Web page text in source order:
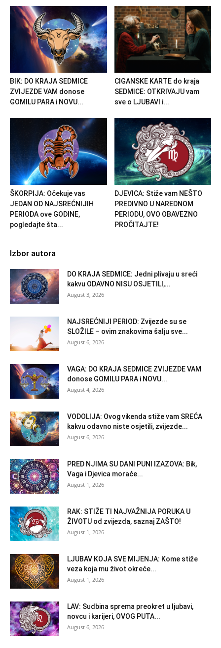
BIK: DO KRAJA SEDMICE
ZVIJEZDE VAM donose
GOMILU PARA i NOVU...
CIGANSKE KARTE do kraja
SEDMICE: OTKRIVAJU vam
sve o LJUBAVI i...
ŠKORPIJA: Očekuje vas
JEDAN OD NAJSREĆNIJIH
PERIODA ove GODINE,
pogledajte šta...
DJEVICA: Stiže vam NEŠTO
PREDIVNO U NAREDNOM
PERIODU, OVO OBAVEZNO
PROČITAJTE!
Izbor autora
DO KRAJA SEDMICE: Jedni plivaju u sreći
kakvu ODAVNO NISU OSJETILI,...
August 3, 2026
NAJSREĆNIJI PERIOD: Zvijezde su se
SLOŽILE – ovim znakovima šalju sve...
August 6, 2026
VAGA: DO KRAJA SEDMICE ZVIJEZDE VAM
donose GOMILU PARA i NOVU...
August 4, 2026
VODOLIJA: Ovog vikenda stiže vam SREĆA
kakvu odavno niste osjetili, zvijezde...
August 6, 2026
PRED NJIMA SU DANI PUNI IZAZOVA: Bik,
Vaga i Djevica moraće...
August 1, 2026
RAK: STIŽE TI NAJVAŽNIJA PORUKA U
ŽIVOTU od zvijezda, saznaj ZAŠTO!
August 1, 2026
LJUBAV KOJA SVE MIJENJA: Kome stiže
veza koja mu život okreće...
August 1, 2026
LAV: Sudbina sprema preokret u ljubavi,
novcu i karijeri, OVOG PUTA...
August 6, 2026